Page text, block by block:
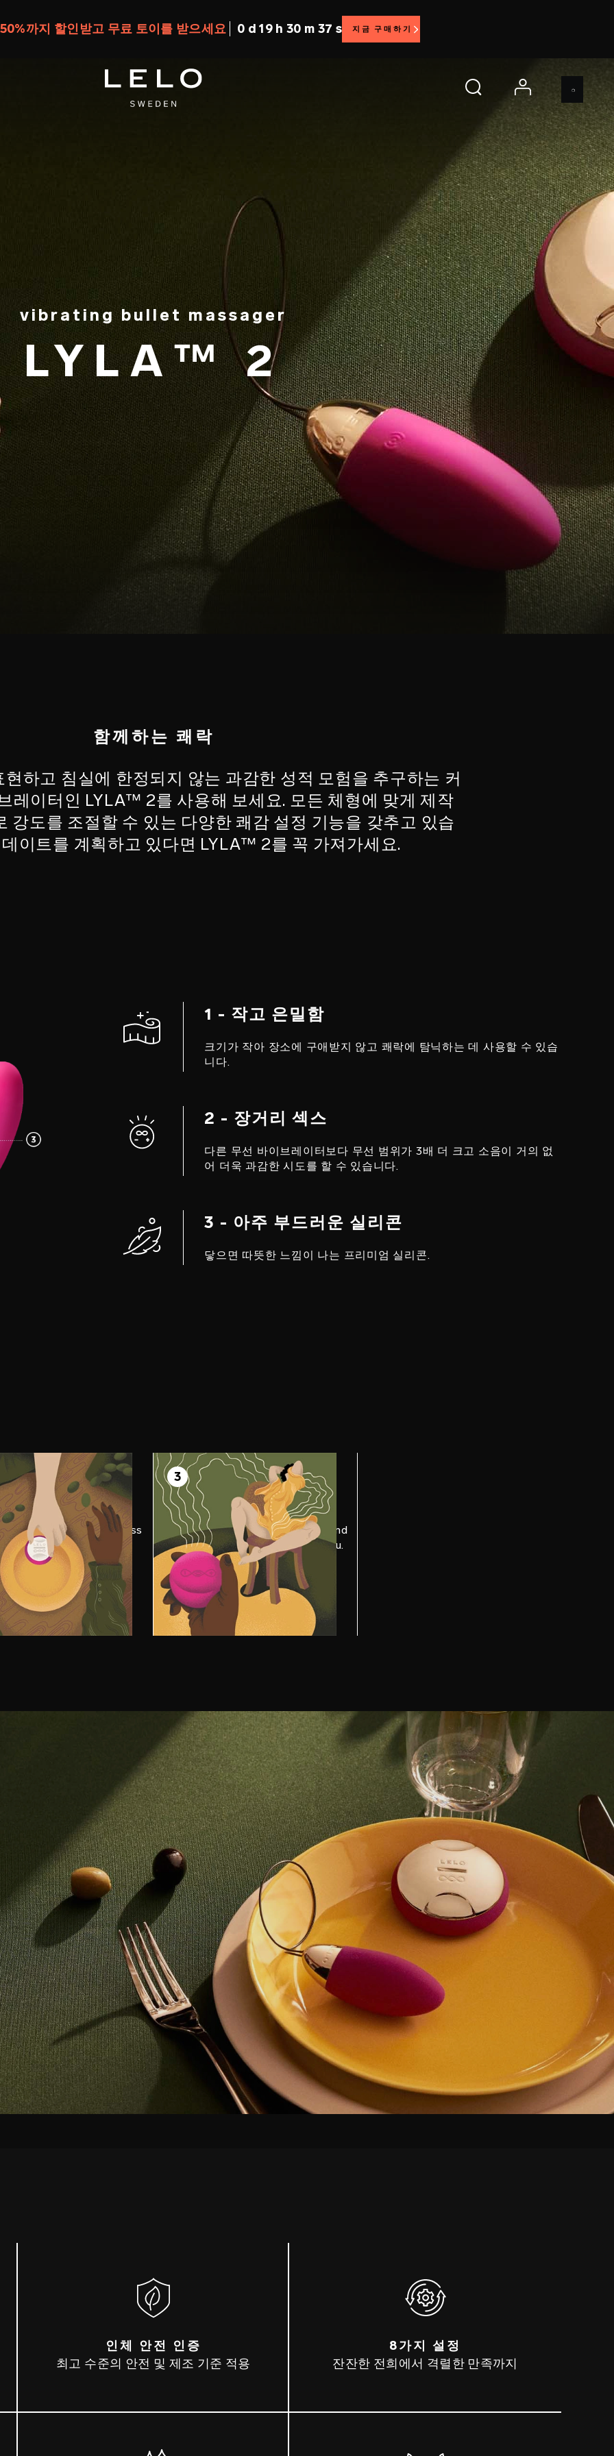
까지 할인받고 무료 토이를 받으세요 0 d 19 h 30 m 34 s 지금 구매하기
account
vibrating bullet massager
LYLA™ 2
함께하는 쾌락
하고 침실에 한정되지 않는 과감한 성적 모험을 추구하는 커
레이터인 LYLA™ 2를 사용해 보세요. 모든 체형에 맞게 제작
강도를 조절할 수 있는 다양한 쾌감 설정 기능을 갖추고 있습
이트를 계획하고 있다면 LYLA™ 2를 꼭 가져가세요.
1 - 작고 은밀함
크기가 작아 장소에 구애받지 않고 쾌락에 탐닉하는 데 사용할 수 있습
니다.
2 - 장거리 섹스
다른 무선 바이브레이터보다 무선 범위가 3배 더 크고 소음이 거의 없
어 더욱 과감한 시도를 할 수 있습니다.
3 - 아주 부드러운 실리콘
닿으면 따뜻한 느낌이 나는 프리미엄 실리콘.
on and teasingly bring it
to your pleasure zone. Pass
to your partner.
3
STEP 3
Indulge
Let them play with different
settings and allow the passion and
the sensations to overwhelm you.
Then enjoy the afterglow.
인체 안전 인증
최고 수준의 안전 및 제조 기준 적용
8가지 설정
잔잔한 전희에서 격렬한 만족까지